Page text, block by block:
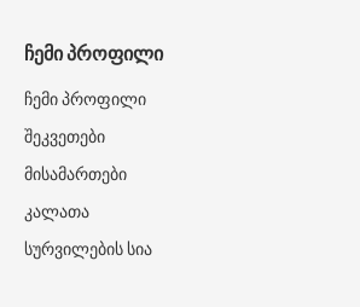
ᲩᲔᲛᲘ ᲞᲠᲝᲤᲘᲚᲘ
ჩემი პროფილი
შეკვეთები
მისამართები
კალათა
სურვილების სია